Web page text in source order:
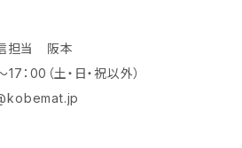
担当 阪本
：00（土・日・祝以外）